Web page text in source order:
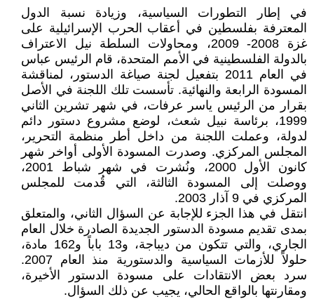
في إطار التطورات السياسية، وزيادة نسبة الدول
المعترفة بفلسطين في أعقاب الحرب الإسرائيلية على
غزة 2008- 2009، ومحاولات السلطة نيل الاعتراف
بالدولة الفلسطينية في الأمم المتحدة، قام الرئيس عباس
في العام 2011 بتفعيل لجنة صياغة الدستور، لمناقشة
المسودة الرابعة والنهائية. تأسست تلك اللجنة في الأصل
بقرار من الرئيس ياسر عرفات، في شهر تشرين الثاني
1999، برئاسة نبيل شعث، لوضع مشروع دستور دائم
لدولة، وعملت اللجنة من داخل أطر منظمة التحرير،
المجلس المركزي. وصدرت المسودة الأولى أواخر شهر
كانون الأول 2000، ونُشرت في شهر شباط 2001،
ووصلت إلى المسودة الثالثة، التي قُدمت للمجلس
المركزي في 9 آذار 2003.
انتقل في هذا الجزء للإجابة عن السؤال الثاني، والمتعلق
بمدى تقديم مسودة الدستور الجديدة الصادرة خلال العام
الجاري، والتي تتكون من ديباجة، و13 باباً و162 مادة،
حلولاً للأزمات السياسية والدستورية منذ العام 2007.
سرد بعض الانتقادات على مسودة الدستور الأخيرة،
ومقارنتها بالواقع الحالي، يجيب عن ذلك السؤال.